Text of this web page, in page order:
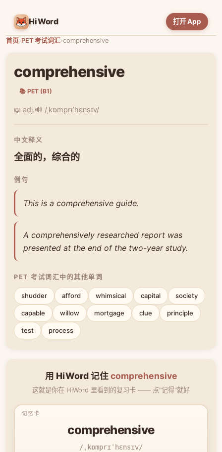
HiWord 打开 App
首页›PET 考试词汇›comprehensive
comprehensive
📚 PET (B1)
📖 adj.🔊 /ˌkɒmprɪˈhɛnsɪv/
中文释义
全面的，综合的
例句
This is a comprehensive guide.
A comprehensively researched report was
presented at the end of the two-year study.
PET 考试词汇中的其他单词
shudder afford whimsical capital society
capable willow mortgage clue principle
test process
用 HiWord 记住comprehensive
这就是你在 HiWord 里看到的复习卡 —— 点"记得"就好
comprehensive
/ˌkɒmprɪˈhɛnsɪv/